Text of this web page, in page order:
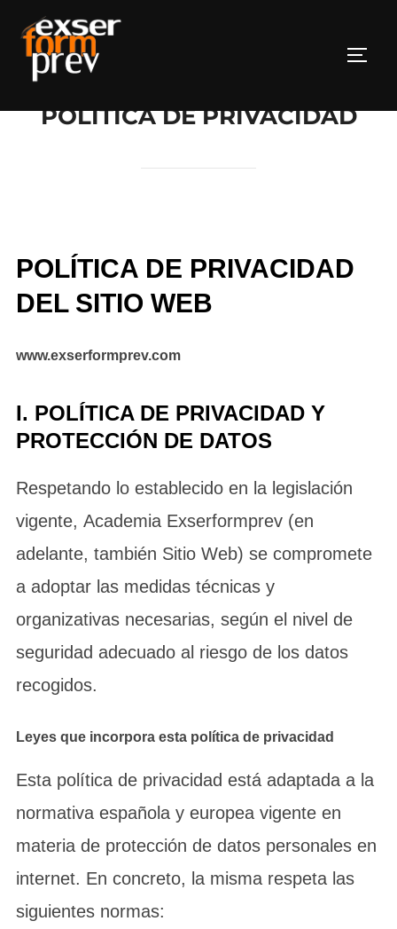
contenido
POLÍTICA DE PRIVACIDAD
POLÍTICA DE PRIVACIDAD
DEL SITIO WEB
www.exserformprev.com
I. POLÍTICA DE PRIVACIDAD Y
PROTECCIÓN DE DATOS
Respetando lo establecido en la legislación
vigente, Academia Exserformprev (en
adelante, también Sitio Web) se compromete
a adoptar las medidas técnicas y
organizativas necesarias, según el nivel de
seguridad adecuado al riesgo de los datos
recogidos.
Leyes que incorpora esta política de privacidad
Esta política de privacidad está adaptada a la
normativa española y europea vigente en
materia de protección de datos personales en
internet. En concreto, la misma respeta las
siguientes normas: